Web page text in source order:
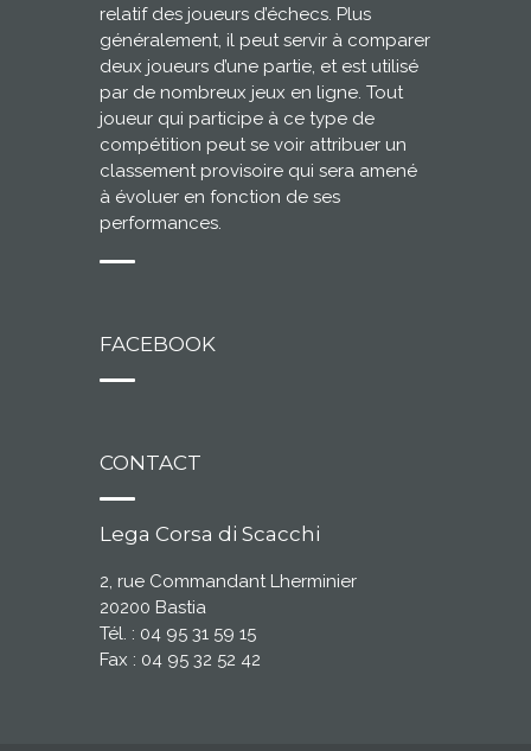
relatif des joueurs d’échecs. Plus
généralement, il peut servir à comparer
deux joueurs d’une partie, et est utilisé
par de nombreux jeux en ligne. Tout
joueur qui participe à ce type de
compétition peut se voir attribuer un
classement provisoire qui sera amené
à évoluer en fonction de ses
performances.
FACEBOOK
CONTACT
Lega Corsa di Scacchi
2, rue Commandant Lherminier
20200 Bastia
Tél. : 04 95 31 59 15
Fax : 04 95 32 52 42